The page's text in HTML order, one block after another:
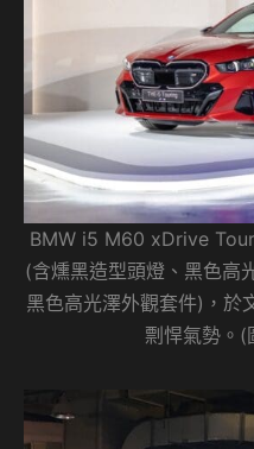
BMW i5 M60 xDrive
(含燻黑造型頭燈、黑色高
黑色高光澤外觀套件)，於
剽悍氣勢。(